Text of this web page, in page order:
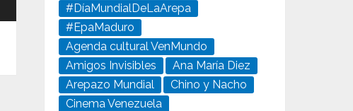
#DíaMundialDeLaArepa
#EpaMaduro
Agenda cultural VenMundo
Amigos Invisibles
Ana María Diez
Arepazo Mundial
Chino y Nacho
Cinema Venezuela